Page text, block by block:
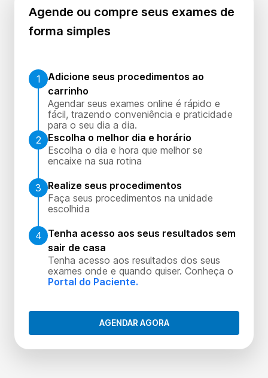
Agende ou compre seus exames de
forma simples
1
Adicione seus procedimentos ao
carrinho
Agendar seus exames online é rápido e
fácil, trazendo conveniência e praticidade
para o seu dia a dia.
2
Escolha o melhor dia e horário
Escolha o dia e hora que melhor se
encaixe na sua rotina
3
Realize seus procedimentos
Faça seus procedimentos na unidade
escolhida
4 Tenha acesso aos seus resultados sem
sair de casa
Tenha acesso aos resultados dos seus
exames onde e quando quiser. Conheça o
Portal do Paciente.
AGENDAR AGORA